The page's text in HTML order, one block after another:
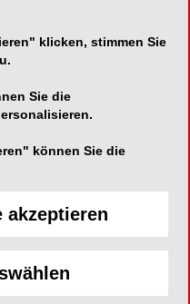
Uhr
klicken, stimmen Sie
Sie die
können Sie die
akzeptieren